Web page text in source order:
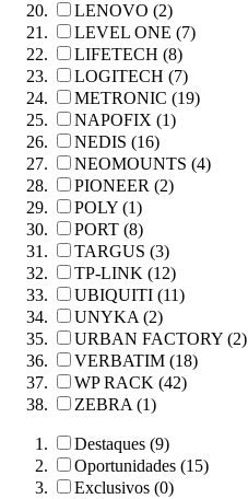
LENOVO (2)
LEVEL ONE (7)
LIFETECH (8)
LOGITECH (7)
METRONIC (19)
NAPOFIX (1)
NEDIS (16)
NEOMOUNTS (4)
PIONEER (2)
POLY (1)
PORT (8)
TARGUS (3)
TP-LINK (12)
UBIQUITI (11)
UNYKA (2)
URBAN FACTORY (2)
VERBATIM (18)
WP RACK (42)
ZEBRA (1)
Destaques (9)
Oportunidades (15)
Exclusivos (0)